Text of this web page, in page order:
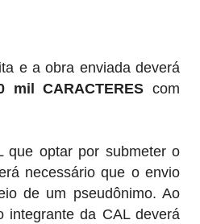
e a obra enviada deverá
CARACTERES com
que optar por submeter o
necessário que o envio
de um pseudônimo. Ao
integrante da CAL deverá